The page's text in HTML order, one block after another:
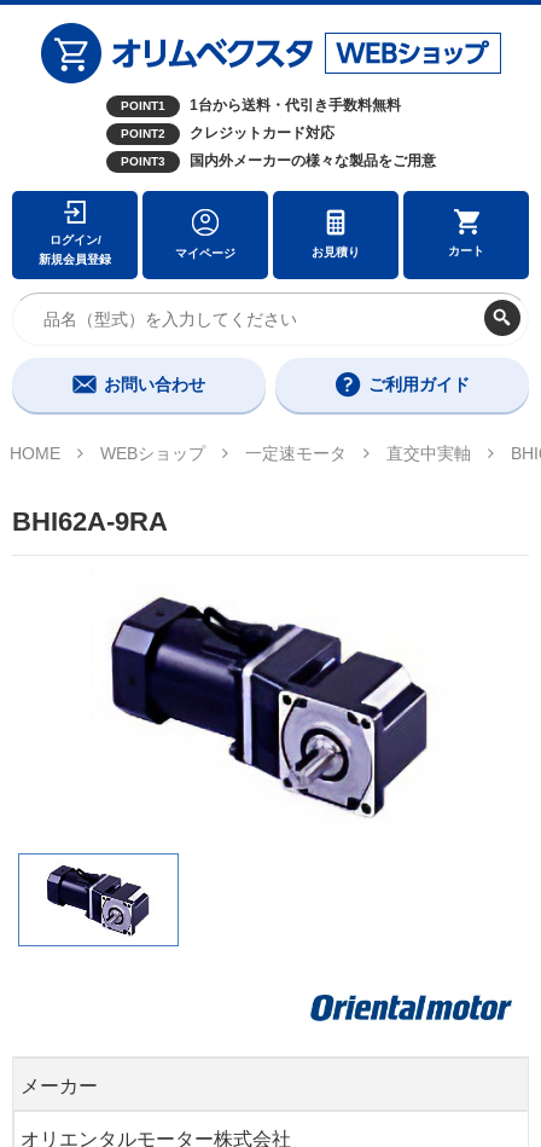
POINT1 1台から送料・代引き手数料無料
POINT2 クレジットカード対応
POINT3 国内外メーカーの様々な製品をご用意
ログイン/
新規会員登録
マイページ お見積り カート
お問い合わせ ご利用ガイド
HOME WEBショップ 一定速モータ 直交中実軸
BHI62A-9RA
メーカー
オリエンタルモーター株式会社